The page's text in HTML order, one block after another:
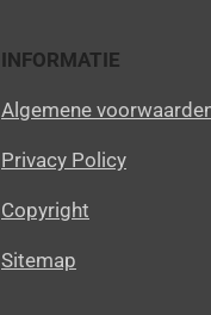
INFORMATIE
Algemene
Privacy Policy
Copyright
Sitemap